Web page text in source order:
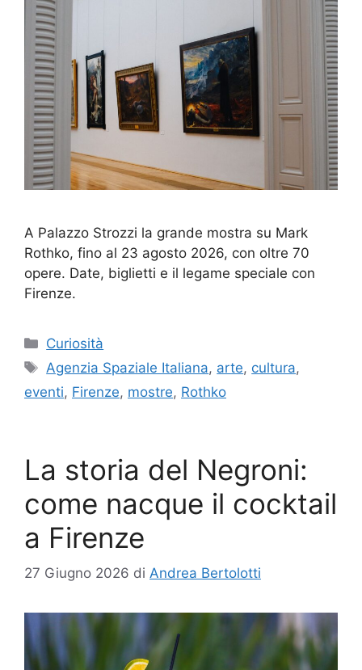
A Palazzo Strozzi la grande mostra su Mark
Rothko, fino al 23 agosto 2026, con oltre 70
opere. Date, biglietti e il legame speciale con
Firenze.
Categorie
Curiosità
Tag
Agenzia Spaziale Italiana, arte, cultura,
eventi, Firenze, mostre, Rothko
La storia del Negroni:
come nacque il cocktail
a Firenze
27 Giugno 2026 di Andrea Bertolotti